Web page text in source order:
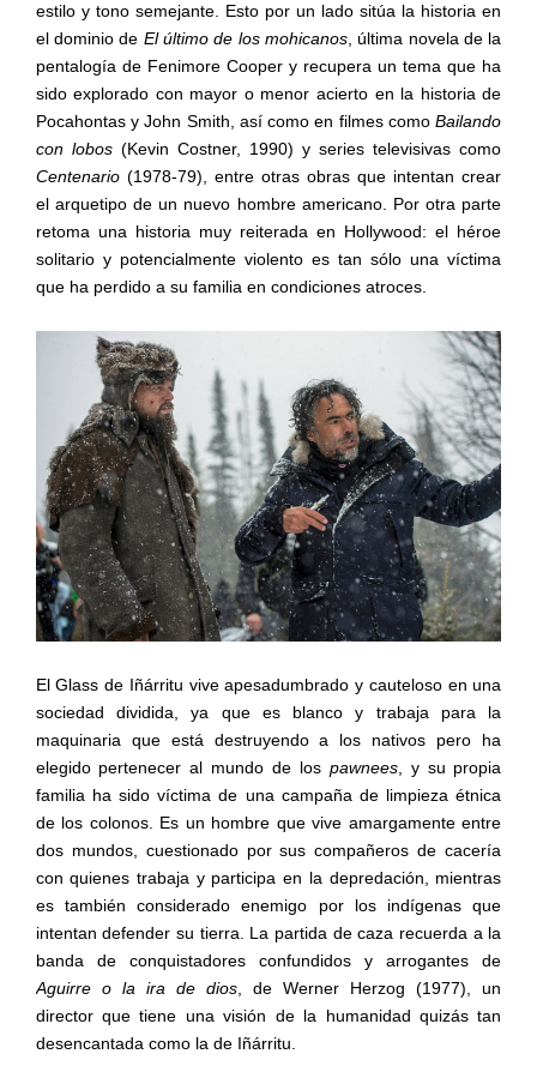
estilo y tono semejante. Esto por un lado sitúa la historia en
el dominio de El último de los mohicanos, última novela de la
pentalogía de Fenimore Cooper y recupera un tema que ha
sido explorado con mayor o menor acierto en la historia de
Pocahontas y John Smith, así como en filmes comoBailando
con lobos(Kevin Costner, 1990) y series televisivas como
Centenario(1978-79), entre otras obras que intentan crear
el arquetipo de un nuevo hombre americano. Por otra parte
retoma una historia muy reiterada en Hollywood: el héroe
solitario y potencialmente violento es tan sólo una víctima
que ha perdido a su familia en condiciones atroces.
El Glass de Iñárritu vive apesadumbrado y cauteloso en una
sociedad dividida, ya que es blanco y trabaja para la
maquinaria que está destruyendo a los nativos pero ha
elegido pertenecer al mundo de los pawnees, y su propia
familia ha sido víctima de una campaña de limpieza étnica
de los colonos. Es un hombre que vive amargamente entre
dos mundos, cuestionado por sus compañeros de cacería
con quienes trabaja y participa en la depredación, mientras
es también considerado enemigo por los indígenas que
intentan defender su tierra. La partida de caza recuerda a la
banda de conquistadores confundidos y arrogantes de
Aguirre o la ira de dios , de Werner Herzog (1977), un
director que tiene una visión de la humanidad quizás tan
desencantada como la de Iñárritu.